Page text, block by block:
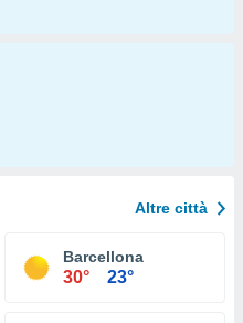
Altre città
Barcellona
30° 23°